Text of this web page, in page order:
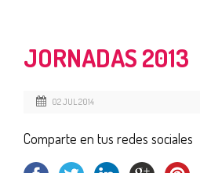
JORNADAS 2013
02 JUL 2014
Comparte en tus redes sociales